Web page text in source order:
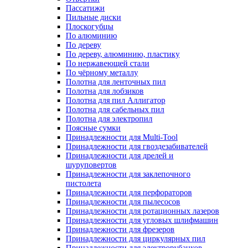
Пассатижи
Пильные диски
Плоскогубцы
По алюминию
По дереву
По дереву, алюминию, пластику
По нержавеющей стали
По чёрному металлу
Полотна для ленточных пил
Полотна для лобзиков
Полотна для пил Аллигатор
Полотна для сабельных пил
Полотна для электропил
Поясные сумки
Принадлежности для Multi-Tool
Принадлежности для гвоздезабивателей
Принадлежности для дрелей и
шуруповертов
Принадлежности для заклепочного
пистолета
Принадлежности для перфораторов
Принадлежности для пылесосов
Принадлежности для ротационных лазеров
Принадлежности для угловых шлифмашин
Принадлежности для фрезеров
Принадлежности для циркулярных пил